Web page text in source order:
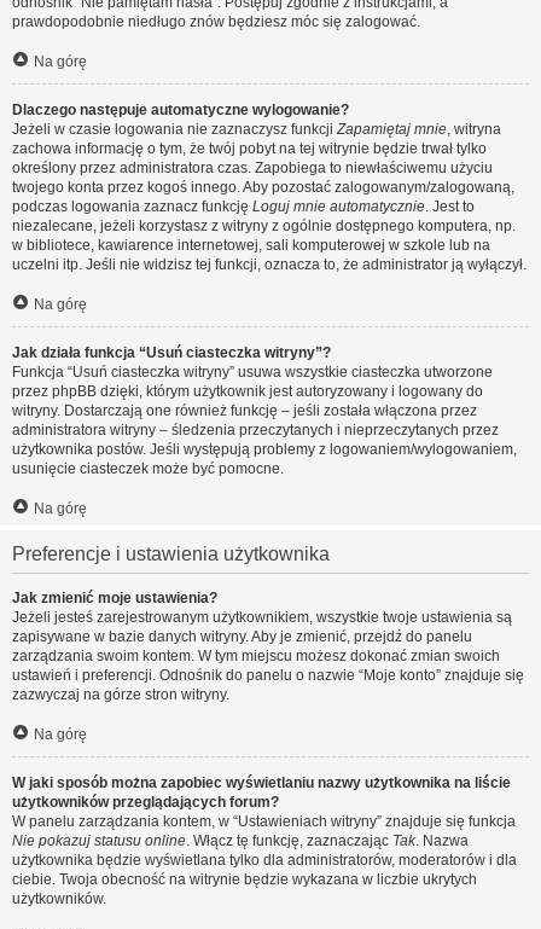
prawdopodobnie niedługo znów będziesz móc się zalogować.
Na górę
Dlaczego następuje automatyczne wylogowanie?
Jeżeli w czasie logowania nie zaznaczysz funkcjiZapamiętaj mnie, witryna
zachowa informację o tym, że twój pobyt na tej witrynie będzie trwał tylko
określony przez administratora czas. Zapobiega to niewłaściwemu użyciu
twojego konta przez kogoś innego. Aby pozostać zalogowanym/zalogowaną,
podczas logowania zaznacz funkcję Loguj mnie automatycznie. Jest to
niezalecane, jeżeli korzystasz z witryny z ogólnie dostępnego komputera, np.
w bibliotece, kawiarence internetowej, sali komputerowej w szkole lub na
uczelni itp. Jeśli nie widzisz tej funkcji, oznacza to, że administrator ją wyłączył.
Na górę
Jak działa funkcja “Usuń ciasteczka witryny”?
Funkcja “Usuń ciasteczka witryny” usuwa wszystkie ciasteczka utworzone
przez phpBB dzięki, którym użytkownik jest autoryzowany i logowany do
witryny. Dostarczają one również funkcję – jeśli została włączona przez
administratora witryny – śledzenia przeczytanych i nieprzeczytanych przez
użytkownika postów. Jeśli występują problemy z logowaniem/wylogowaniem,
usunięcie ciasteczek może być pomocne.
Na górę
Preferencje i ustawienia użytkownika
Jak zmienić moje ustawienia?
Jeżeli jesteś zarejestrowanym użytkownikiem, wszystkie twoje ustawienia są
zapisywane w bazie danych witryny. Aby je zmienić, przejdź do panelu
zarządzania swoim kontem. W tym miejscu możesz dokonać zmian swoich
ustawień i preferencji. Odnośnik do panelu o nazwie “Moje konto” znajduje się
zazwyczaj na górze stron witryny.
Na górę
W jaki sposób można zapobiec wyświetlaniu nazwy użytkownika na liście
użytkowników przeglądających forum?
W panelu zarządzania kontem, w “Ustawieniach witryny” znajduje się funkcja
Nie pokazuj statusu online. Włącz tę funkcję, zaznaczając Tak. Nazwa
użytkownika będzie wyświetlana tylko dla administratorów, moderatorów i dla
ciebie. Twoja obecność na witrynie będzie wykazana w liczbie ukrytych
użytkowników.